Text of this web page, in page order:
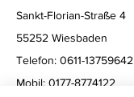
Sankt-Florian-Straße 4
55252 Wiesbaden
Telefon: 0611-13759642
Mobil: 0177-8774122